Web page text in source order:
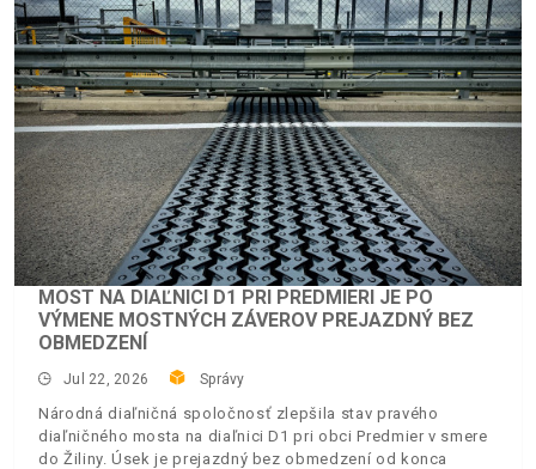
MOST NA DIAĽNICI D1 PRI PREDMIERI JE PO
VÝMENE MOSTNÝCH ZÁVEROV PREJAZDNÝ BEZ
OBMEDZENÍ
Jul 22, 2026 Správy
Národná diaľničná spoločnosť zlepšila stav pravého
diaľničného mosta na diaľnici D1 pri obci Predmier v smere
do Žiliny. Úsek je prejazdný bez obmedzení od konca